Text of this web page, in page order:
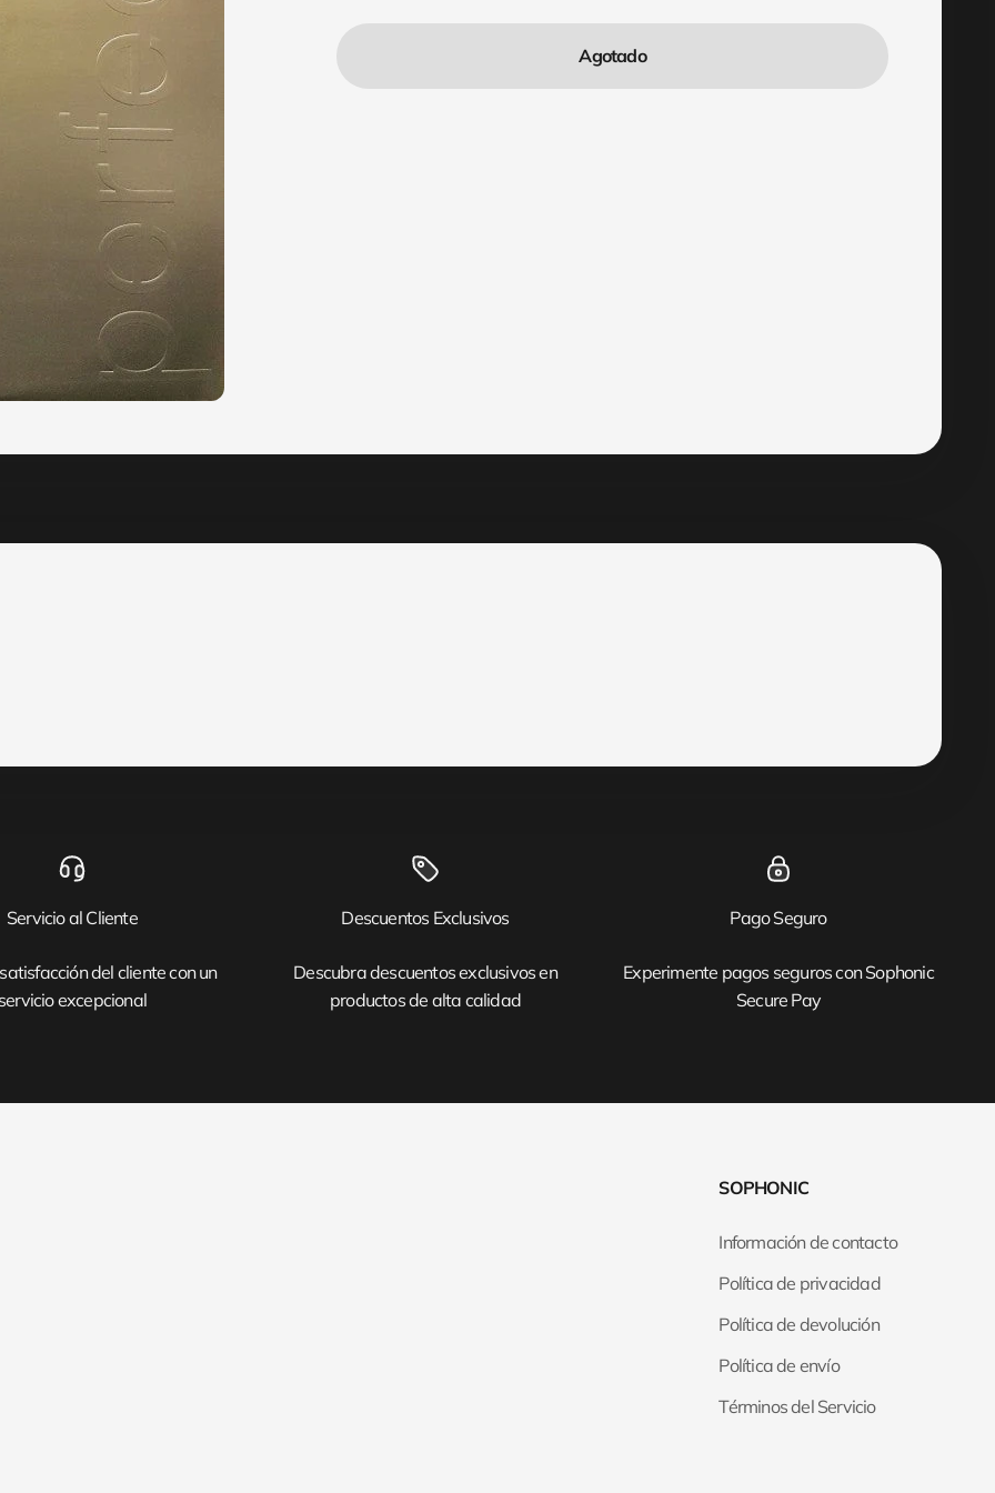
Agotado
Servicio al Cliente
del cliente con un
excepcional
Descuentos Exclusivos
Descubra descuentos exclusivos en
productos de alta calidad
Pago Seguro
Experimente pagos seguros con Sophonic
Secure Pay
SOPHONIC
Información de contacto
Política de privacidad
Política de devolución
Política de envío
Términos del Servicio